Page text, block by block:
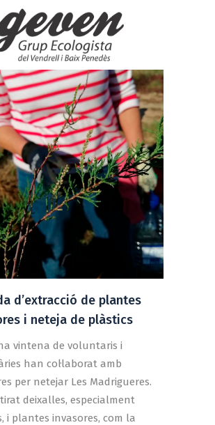
d’extracció de plantes
i neteja de plàstics
vintena de voluntaris i
han col·laborat amb
per netejar Les Madrigueres.
deixalles, especialment
i plantes invasores, com la